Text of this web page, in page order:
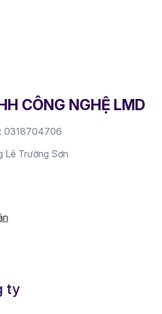
CÔNG NGHỆ LMD
0318704706
Lê Trường Sơn
ty